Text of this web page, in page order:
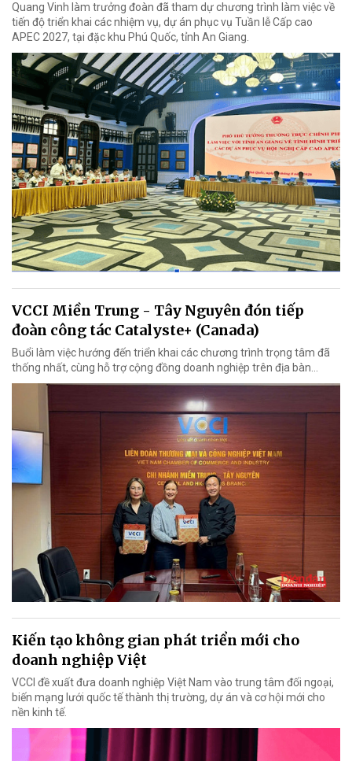
Quang Vinh làm trưởng đoàn đã tham dự chương trình làm việc về
tiến độ triển khai các nhiệm vụ, dự án phục vụ Tuần lễ Cấp cao
APEC 2027, tại đặc khu Phú Quốc, tỉnh An Giang.
VCCI Miền Trung - Tây Nguyên đón tiếp
đoàn công tác Catalyste+ (Canada)
Buổi làm việc hướng đến triển khai các chương trình trọng tâm đã
thống nhất, cùng hỗ trợ cộng đồng doanh nghiệp trên địa bàn...
Kiến tạo không gian phát triển mới cho
doanh nghiệp Việt
VCCI đề xuất đưa doanh nghiệp Việt Nam vào trung tâm đối ngoại,
biến mạng lưới quốc tế thành thị trường, dự án và cơ hội mới cho
nền kinh tế.